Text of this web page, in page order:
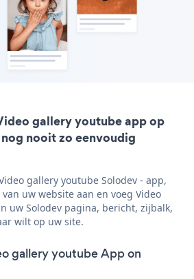
gallery youtube app op
nooit zo eenvoudig
gallery youtube Solodev - app,
uw website aan en voeg Video
uw Solodev pagina, bericht, zijbalk,
wilt op uw site.
gallery youtube App on